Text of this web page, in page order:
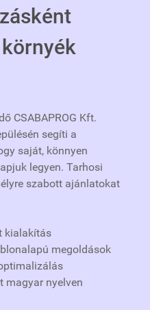
CSABAPROG Kft.
segíti a
saját, könnyen
legyen. Tarhosi
szabott ajánlatokat
kialakítás
megoldások
magyar nyelven